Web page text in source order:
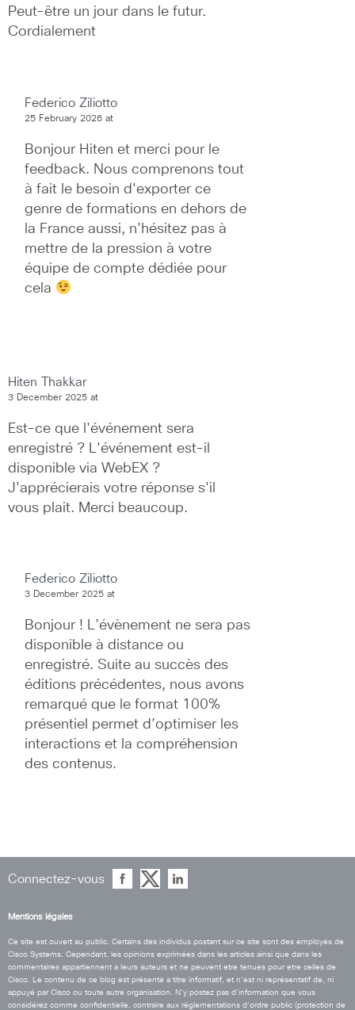
Peut-être un jour dans le futur.
Cordialement
Federico Ziliotto
25 February 2026 at
Bonjour Hiten et merci pour le
feedback. Nous comprenons tout
à fait le besoin d'exporter ce
genre de formations en dehors de
la France aussi, n'hésitez pas à
mettre de la pression à votre
équipe de compte dédiée pour
cela
Hiten Thakkar
3 December 2025 at
Est-ce que l'événement sera
enregistré ? L'événement est-il
disponible via WebEX ?
J'apprécierais votre réponse s'il
vous plait. Merci beaucoup.
Federico Ziliotto
3 December 2025 at
Bonjour ! L’évènement ne sera pas
disponible à distance ou
enregistré. Suite au succès des
éditions précédentes, nous avons
remarqué que le format 100%
présentiel permet d’optimiser les
interactions et la compréhension
des contenus.
Connectez-vous
Mentions légales
Ce site est ouvert au public. Certains des individus postant sur ce site sont des employés de
Cisco Systems. Cependant, les opinions exprimées dans les articles ainsi que dans les
commentaires appartiennent a leurs auteurs et ne peuvent etre tenues pour etre celles de
Cisco. Le contenu de ce blog est présenté a titre informatif, et n’est ni représentatif de, ni
appuyé par Cisco ou toute autre organisation. N’y postez pas d’information que vous
considérez comme confidentielle, contraire aux réglementations d’ordre public (protection de